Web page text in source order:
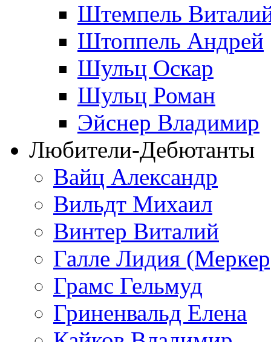
Штемпель
Штоппель Андрей
Шульц Оскар
Шульц Роман
Эйснер Владимир
Любители-Дебютанты
Вайц Александр
Вильдт Михаил
Винтер Виталий
Галле Лидия
Грамс Гельмуд
Гриненвальд Елена